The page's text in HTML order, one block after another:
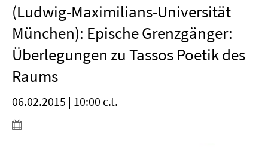
(Ludwig-Maximilians-Universität
München): Epische Grenzgänger:
Überlegungen zu Tassos Poetik des
Raums
06.02.2015 | 10:00 c.t.